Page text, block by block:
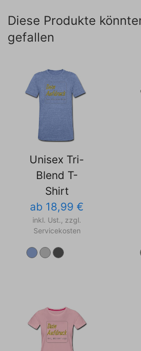
Diese Produkte
gefallen
Unisex Tri-
Blend T-
Shirt
ab 18,99 €
inkl. Ust., zzgl.
Servicekosten